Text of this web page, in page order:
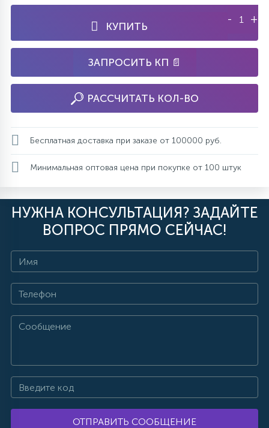
КУПИТЬ
- +
ЗАПРОСИТЬ КП 📄
РАССЧИТАТЬ КОЛ-ВО
Бесплатная доставка при заказе от 100000 руб.
Минимальная оптовая цена при покупке от 100 штук
НУЖНА КОНСУЛЬТАЦИЯ? ЗАДАЙТЕ
ВОПРОС ПРЯМО СЕЙЧАС!
ОТПРАВИТЬ СООБЩЕНИЕ